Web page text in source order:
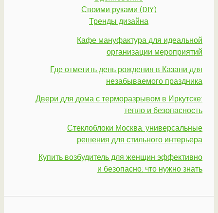
Своими руками (DIY)
Тренды дизайна
Кафе мануфактура для идеальной
организации мероприятий
Где отметить день рождения в Казани для
незабываемого праздника
Двери для дома с терморазрывом в Иркутске:
тепло и безопасность
Стеклоблоки Москва: универсальные
решения для стильного интерьера
Купить возбудитель для женщин эффективно
и безопасно: что нужно знать